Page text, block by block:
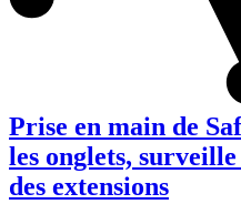
Prise en main de
les onglets,
des extensions